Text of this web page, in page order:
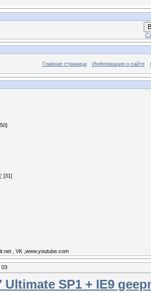
Главная страница Информация о сайте
[31]
, VK ,www.youtube.com
03
SP1 + IE9